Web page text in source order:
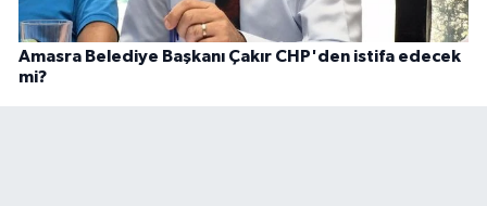
Amasra Belediye Başkanı Çakır CHP'den istifa edecek
mi?